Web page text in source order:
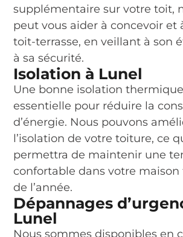
supplémentaire sur votre toit,
peut vous aider à concevoir et
toit-terrasse, en veillant à son
à sa sécurité.
Isolation à Lunel
Une bonne isolation
essentielle pour réduire la
d’énergie. Nous pouvons
l’isolation de votre toiture, ce
permettra de maintenir une
confortable dans votre
de l’année.
Dépannages
Lunel
Nous sommes disponibles en